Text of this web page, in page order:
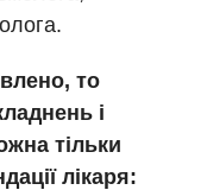
то
і
тільки
лікаря: